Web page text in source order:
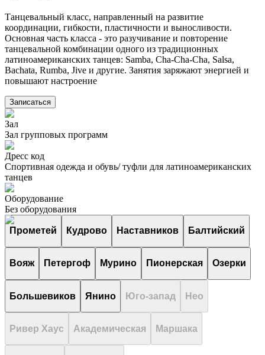
Танцевальный класс, направленный на развитие
координации, гибкости, пластичности и выносливости.
Основная часть класса - это разучивание и повторение
танцевальной комбинации одного из традиционных
латиноамериканских танцев: Samba, Cha-Cha-Cha, Salsa,
Bachata, Rumba, Jive и другие. Занятия заряжают энергией и
повышают настроение
Записаться
Зал
Зал групповых программ
Дресс код
Спортивная одежда и обувь/ туфли для латиноамериканских
танцев
Оборудование
Без оборудования
Прометей Кудрово Наставников Балтийский
Вояж Петергоф Мурино Пионерская Озерки
Большевиков Янино Юго-запад Нео
Ривер Хаус Академическая Маршака